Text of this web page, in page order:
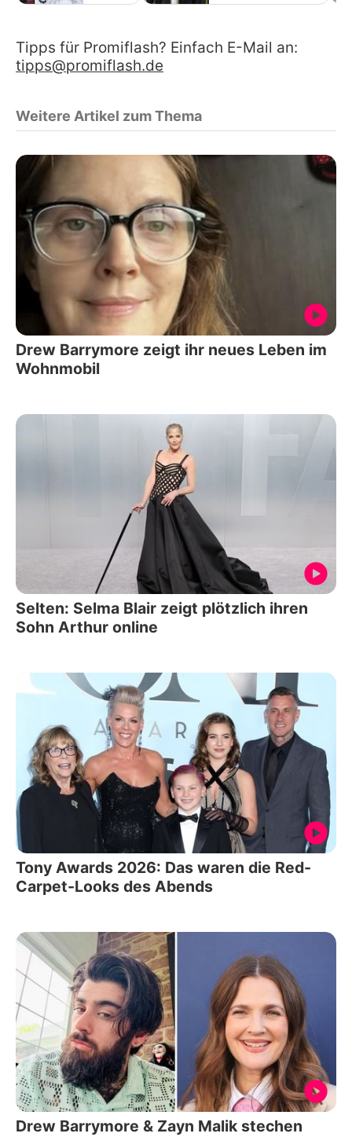
Tipps für Promiflash? Einfach E-Mail an:
tipps@promiflash.de
Weitere Artikel zum Thema
Drew Barrymore zeigt ihr neues Leben im
Wohnmobil
Selten: Selma Blair zeigt plötzlich ihren
Sohn Arthur online
Tony Awards 2026: Das waren die Red-
Carpet-Looks des Abends
Drew Barrymore & Zayn Malik stechen